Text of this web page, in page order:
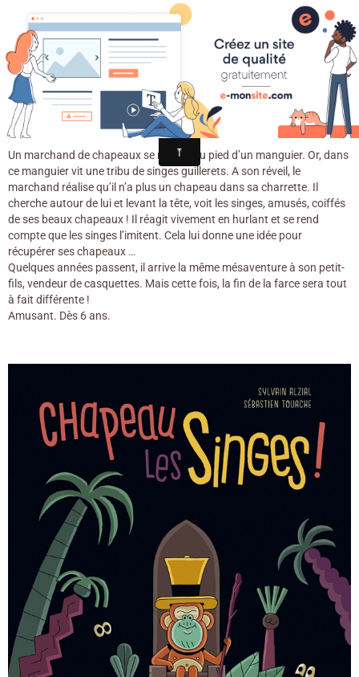
Croqu'livre
Chapeau les singes ! / Sylvain Alzial &
Sébastien Touache. - Sarbacane, 2017
Un marchand de chapeaux se repose au pied d’un manguier. Or, dans
ce manguier vit une tribu de singes guillerets. A son réveil, le
marchand réalise qu’il n’a plus un chapeau dans sa charrette. Il
cherche autour de lui et levant la tête, voit les singes, amusés, coiffés
de ses beaux chapeaux ! Il réagit vivement en hurlant et se rend
compte que les singes l’imitent. Cela lui donne une idée pour
récupérer ses chapeaux …
Quelques années passent, il arrive la même mésaventure à son petit-
fils, vendeur de casquettes. Mais cette fois, la fin de la farce sera tout
à fait différente !
Amusant. Dès 6 ans.